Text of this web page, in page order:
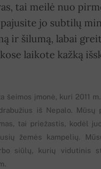
tai meilė nuo
jo subtilų
ir šilumą, labai
laikote kažką
šeimos įmonė, kuri 2011
iš Nepalo. Mūsų
tai priežastis, kodėl
žemės kampelių.
siūlų, kurių vidutinis